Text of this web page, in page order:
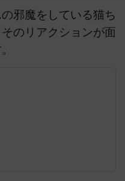
邪魔をしている猫ち
のリアクションが面